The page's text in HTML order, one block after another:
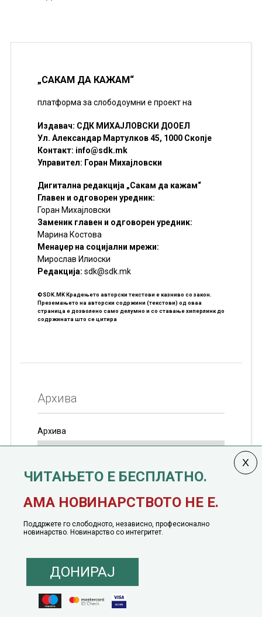
„САКАМ ДА КАЖАМ“
платформа за слободоумни е проект на
Издавач: СДК МИХАЈЛОВСКИ ДООЕЛ
Ул. Александар Мартулков 45, 1000 Скопје
Контакт: info@sdk.mk
Управител: Горан Михајловски
Дигитална редакција „Сакам да кажам“
Главен и одговорен уредник:
Горан Михајловски
Заменик главен и одговорен уредник:
Марина Костова
Менаџер на социјални мрежи:
Мирослав Илиоски
Редакцијa: sdk@sdk.mk
©SDK.MK Крадењето авторски текстови е казниво со закон.
Преземањето на авторски содржини (текстови) од оваа
страница е дозволено само делумно и со ставање хиперлинк до
содржината што се цитира
Архива
Архива
јануари, 1991 година
© 2016 - 2026 Сакам Да Кажам. Сите права задржани |
Понуда за политичко рекламирање
Политика на инклузија
Кодекс на однесување
ЧИТАЊЕТО Е БЕСПЛАТНО.
АМА НОВИНАРСТВОТО НЕ Е.
Поддржете го слободното, независно, професионално
новинарство. Новинарство со интегритет.
ДОНИРАЈ